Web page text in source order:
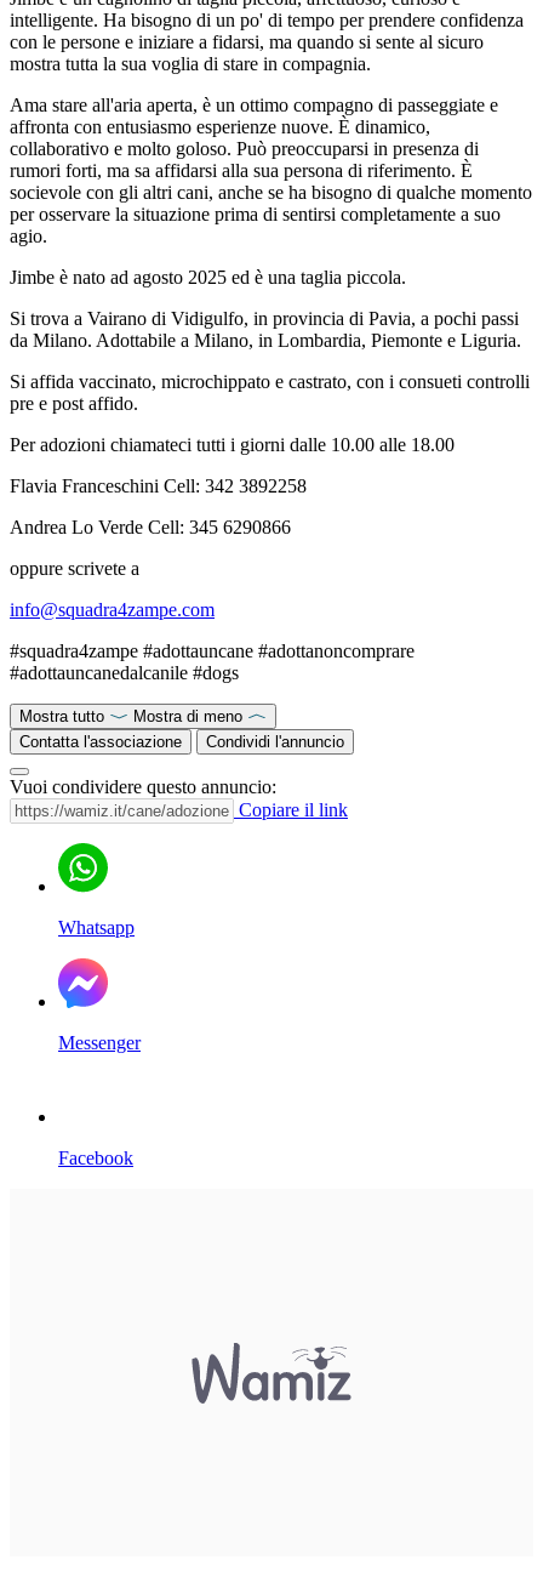
intelligente. Ha bisogno di un po' di tempo per prendere confidenza
con le persone e iniziare a fidarsi, ma quando si sente al sicuro
mostra tutta la sua voglia di stare in compagnia.
Ama stare all'aria aperta, è un ottimo compagno di passeggiate e
affronta con entusiasmo esperienze nuove. È dinamico,
collaborativo e molto goloso. Può preoccuparsi in presenza di
rumori forti, ma sa affidarsi alla sua persona di riferimento. È
socievole con gli altri cani, anche se ha bisogno di qualche momento
per osservare la situazione prima di sentirsi completamente a suo
agio.
Jimbe è nato ad agosto 2025 ed è una taglia piccola.
Si trova a Vairano di Vidigulfo, in provincia di Pavia, a pochi passi
da Milano. Adottabile a Milano, in Lombardia, Piemonte e Liguria.
Si affida vaccinato, microchippato e castrato, con i consueti controlli
pre e post affido.
Per adozioni chiamateci tutti i giorni dalle 10.00 alle 18.00
Flavia Franceschini Cell: 342 3892258
Andrea Lo Verde Cell: 345 6290866
oppure scrivete a
info@squadra4zampe.com
#squadra4zampe #adottauncane #adottanoncomprare
#adottauncanedalcanile #dogs
Mostra tutto
Mostra di meno
Contatta l'associazione
Condividi l'annuncio
Vuoi condividere questo annuncio:
Copiare il link
Whatsapp
Messenger
Facebook